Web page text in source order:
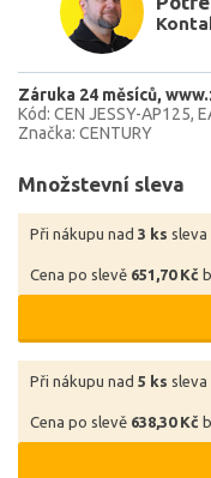
Záruka 24 měsíců
Kód: CEN JESSY-AP125
Značka: CENTURY
Množstevní sleva
Při nákupu nad 3 ks sleva
Cena po slevě 651,70 Kč
Při nákupu nad 5 ks sleva
Cena po slevě 638,30 Kč